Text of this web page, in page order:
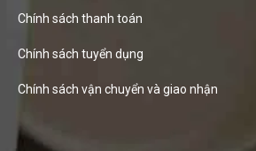
Chính sách thanh toán
Chính sách tuyển dụng
Chính sách vận chuyển và giao nhận